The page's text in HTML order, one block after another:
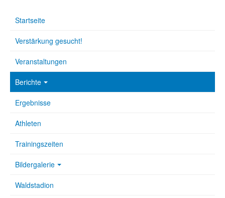
Startseite
Verstärkung gesucht!
Veranstaltungen
Berichte
Ergebnisse
Athleten
Trainingszeiten
Bildergalerie
Waldstadion